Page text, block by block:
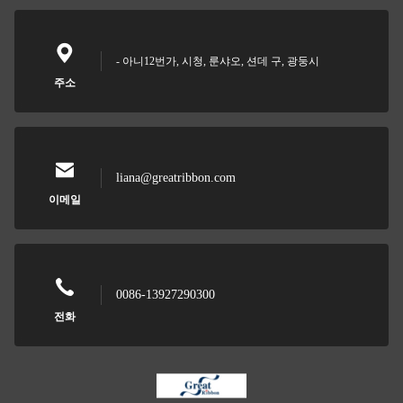
주소
- 아니12번가, 시청, 룬샤오, 션데 구, 광둥시
이메일
liana@greatribbon.com
전화
0086-13927290300